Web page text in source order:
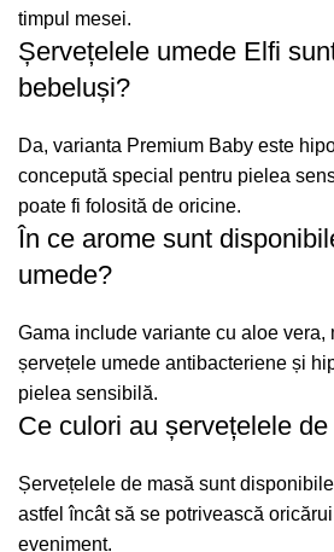
timpul mesei.
Șervețelele umede Elfi
bebeluși?
Da, varianta Premium Baby este
concepută special pentru pielea
poate fi folosită de oricine.
În ce arome sunt
umede?
Gama include variante cu aloe vera,
șervețele umede antibacteriene și
pielea sensibilă.
Ce culori au șervețelele
Șervețelele de masă sunt
astfel încât să se potrivească
eveniment.